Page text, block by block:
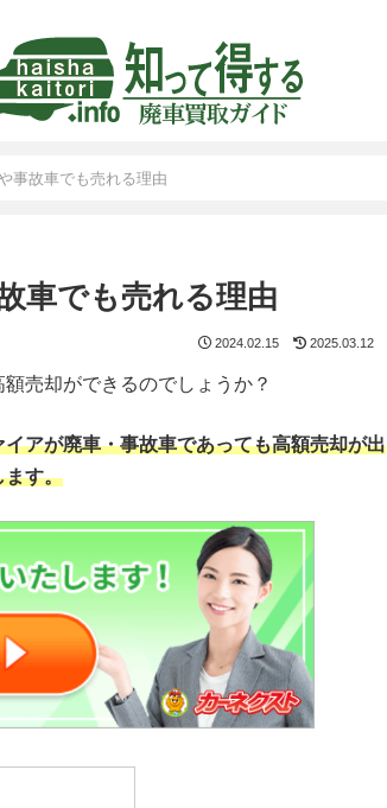
事故車でも売れる理由
車でも売れる理由
2024.02.15 2025.03.12
売却ができるのでしょうか？
アが廃車・事故車であっても高額売却が出
ます。